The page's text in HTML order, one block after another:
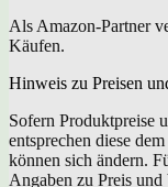
Als Amazon-Partner
Käufen.
Hinweis zu Preisen
Sofern Produktpreise
entsprechen diese
können sich ändern.
Angaben zu Preis